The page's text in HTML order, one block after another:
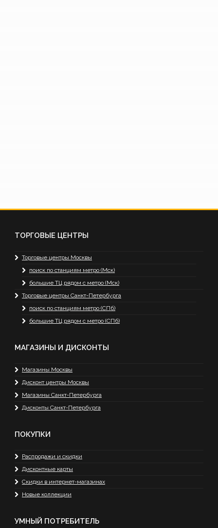
ТОРГОВЫЕ ЦЕНТРЫ
Торговые центры Москвы
поиск по станциям метро (Мск)
большие ТЦ рядом с метро (Мск)
Торговые центры Санкт-Петербурга
поиск по станциям метро (СПб)
большие ТЦ рядом с метро (СПб)
МАГАЗИНЫ И ДИСКОНТЫ
Магазины Москвы
Дисконт центры Москвы
Магазины Санкт-Петербурга
Дисконты Санкт-Петербурга
ПОКУПКИ
Распродажи и скидки
Дисконтные карты
Скидки в интернет-магазинах
Новые коллекции
УМНЫЙ ПОТРЕБИТЕЛЬ